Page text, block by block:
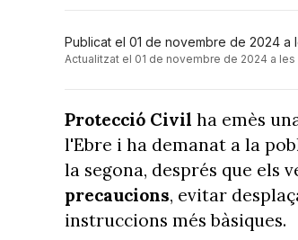
Publicat el 01 de novembre de 2024 a
Actualitzat el 01 de novembre de 2024 a les
Protecció Civil ha emès
l'Ebre i ha demanat a la
la segona, després que els
precaucions, evitar
instruccions més bàsiques.